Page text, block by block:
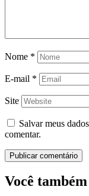
Nome *
E-mail *
Site
Salvar meus
comentar.
Você